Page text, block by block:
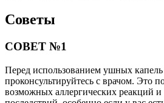
Советы
СОВЕТ №1
Перед использованием ушных капель
проконсультируйтесь с врачом. Это
возможных аллергических реакций